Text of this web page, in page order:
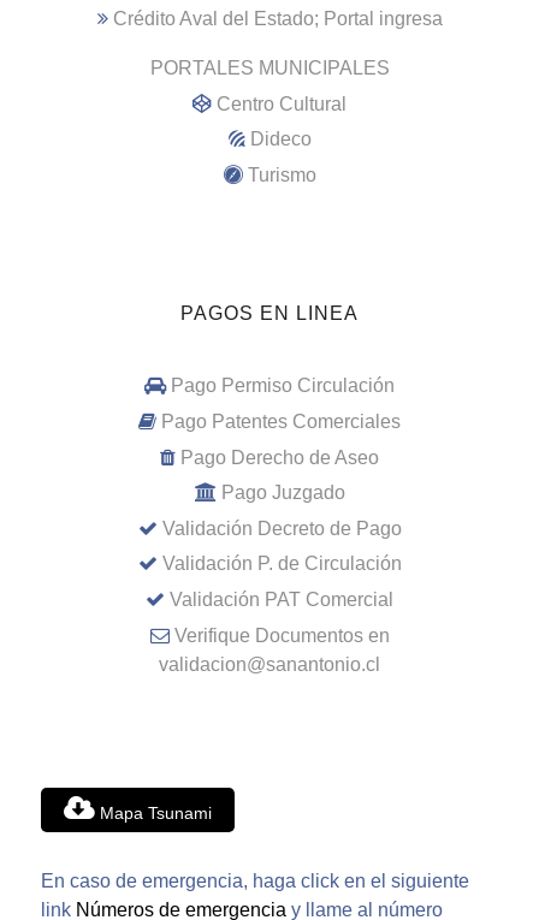
Crédito Aval del Estado; Portal ingresa
PORTALES MUNICIPALES
Centro Cultural
Dideco
Turismo
PAGOS EN LINEA
Pago Permiso Circulación
Pago Patentes Comerciales
Pago Derecho de Aseo
Pago Juzgado
Validación Decreto de Pago
Validación P. de Circulación
Validación PAT Comercial
Verifique Documentos en
validacion@sanantonio.cl
Mapa Tsunami
En caso de emergencia, haga click en el siguiente
link Números de emergencia y llame al número